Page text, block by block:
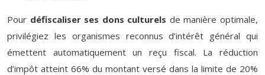
Pour défiscaliser ses dons culturels de manière optimale,
privilégiez les organismes reconnus d’intérêt général qui
émettent automatiquement un reçu fiscal. La réduction
d’impôt atteint 66% du montant versé dans la limite de 20%